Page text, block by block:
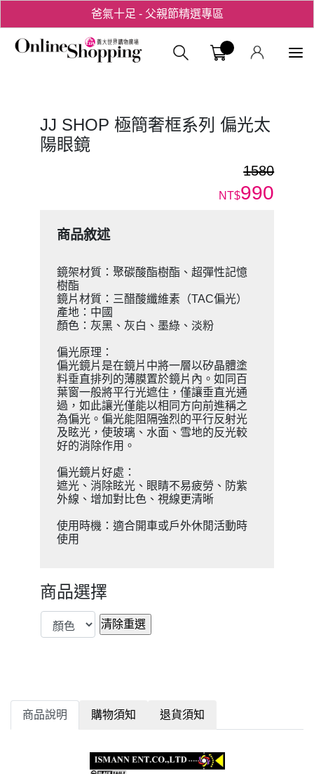
爸氣十足 - 父親節精選專區
用心愛你！七夕星選禮遇！義大購物
JJ SHOP 極簡奢框系列 偏光太
陽眼鏡
1580
NT$990
商品敘述
鏡架材質：聚碳酸酯樹酯、超彈性記憶
樹酯
鏡片材質：三醋酸纖維素（TAC偏光）
產地：中國
顏色：灰黑、灰白、墨綠、淡粉
偏光原理：
偏光鏡片是在鏡片中將一層以矽晶體塗
料垂直排列的薄膜置於鏡片內。如同百
葉窗一般將平行光遮住，僅讓垂直光通
過，如此讓光僅能以相同方向前進稱之
為偏光。偏光能阻隔強烈的平行反射光
及眩光，使玻璃、水面、雪地的反光較
好的消除作用。
偏光鏡片好處：
遮光、消除眩光、眼睛不易疲勞、防紫
外線、增加對比色、視線更清晰
使用時機：適合開車或戶外休閒活動時
使用
商品選擇
商品說明 購物須知 退貨須知